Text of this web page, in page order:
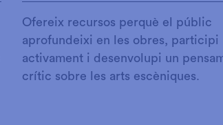
Ofereix recursos perquè el públic
aprofundeixi en les obres, participi
activament i desenvolupi un
crític sobre les arts escèniques.